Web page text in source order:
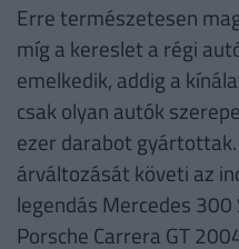
Erre természetesen
míg a kereslet a régi
emelkedik, addig a
csak olyan autók
ezer darabot
árváltozását követi az
legendás Mercedes 300
Porsche Carrera GT